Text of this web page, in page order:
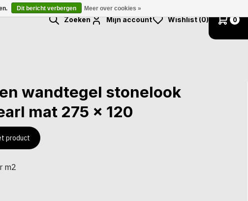
Zoeken Mijn account Wishlist (0) 0
wandtegel stonelook
mat 275 x 120
product
m2
Dit bericht verbergen Meer over cookies »